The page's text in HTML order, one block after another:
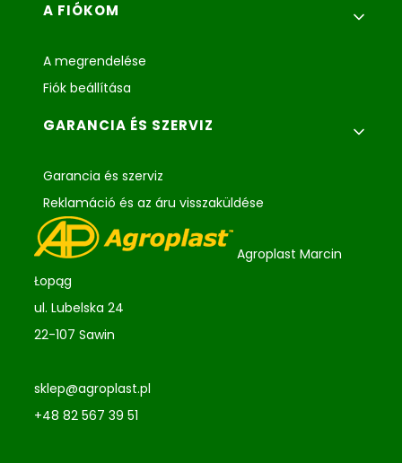
A FIÓKOM
A megrendelése
Fiók beállítása
GARANCIA ÉS SZERVIZ
Garancia és szerviz
Reklamáció és az áru visszaküldése
Agroplast Marcin
Łopąg
ul. Lubelska 24
22-107 Sawin
sklep@agroplast.pl
+48 82 567 39 51